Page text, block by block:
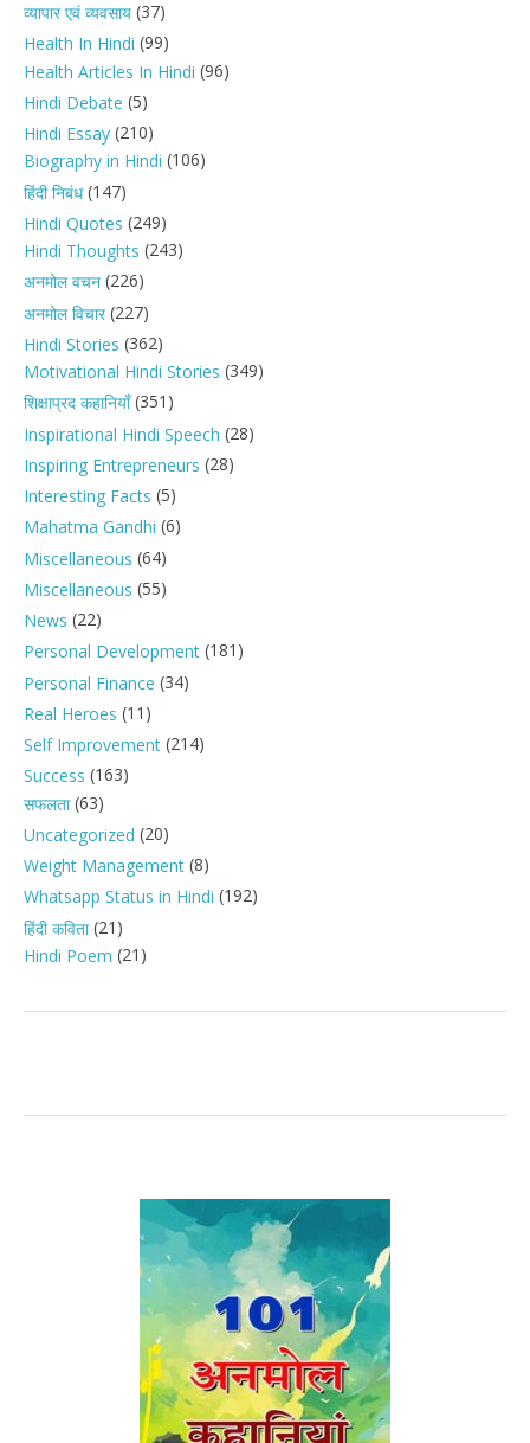
व्यापार एवं व्यवसाय (37)
Health In Hindi (99)
Health Articles In Hindi (96)
Hindi Debate (5)
Hindi Essay (210)
Biography in Hindi (106)
हिंदी निबंध(147)
Hindi Quotes (249)
Hindi Thoughts (243)
अनमोल वचन (226)
अनमोल विचार(227)
Hindi Stories (362)
Motivational Hindi Stories (349)
शिक्षाप्रद कहानियाँ(351)
Inspirational Hindi Speech (28)
Inspiring Entrepreneurs (28)
Interesting Facts (5)
Mahatma Gandhi (6)
Miscellaneous (64)
Miscellaneous (55)
News (22)
Personal Development (181)
Personal Finance (34)
Real Heroes (11)
Self Improvement (214)
Success (163)
सफलता(63)
Uncategorized (20)
Weight Management (8)
Whatsapp Status in Hindi (192)
हिंदी कविता(21)
Hindi Poem (21)